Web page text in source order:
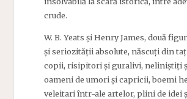
crude.
W. B. Yeats și Henry James, două
și seriozității absolute, născuți din
copii, risipitori și guralivi, neliniștiți
oameni de umori și capricii, boemi
veleitari într-ale artelor, plini de idei